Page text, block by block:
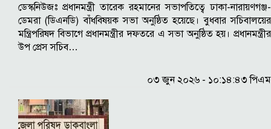
ডেস্কনিউজঃ প্রধানমন্ত্রী তারেক রহমানের সভাপতিত্বে ঢাকা-নারায়ণগঞ্জ-
ডেমরা (ডিএনডি) বাঁধবিষয়ক সভা অনুষ্ঠিত হয়েছে। বুধবার সচিবালয়ের
মন্ত্রিপরিষদ বিভাগে প্রধানমন্ত্রীর দফতরে এ সভা অনুষ্ঠিত হয়। প্রধানমন্ত্রীর
উপ প্রেস সচিব…
০৩ জুন ২০২৬ - ১০:১৪:৪৩ পিএম